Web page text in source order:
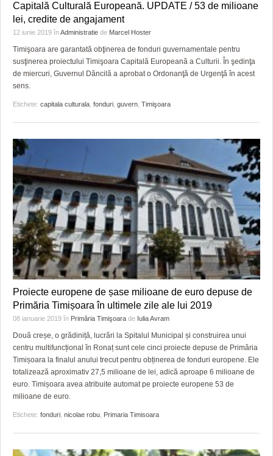
Capitală Culturală Europeană. UPDATE / 53 de milioane
lei, credite de angajament
12 iunie 2019 înAdministratie de Marcel Hoster
Timişoara are garantată obţinerea de fonduri guvernamentale pentru
susţinerea proiectului Timişoara Capitală Europeană a Culturii. În şedinţa
de miercuri, Guvernul Dăncilă a aprobat o Ordonanţă de Urgenţă în acest
sens.
Etichete: capitala culturala fonduri guvern Timişoara
Proiecte europene de șase milioane de euro depuse de
Primăria Timișoara în ultimele zile ale lui 2019
08 ianuarie 2019 în Primăria Timişoara de Iulia Avram
Două creșe, o grădiniță, lucrări la Spitalul Municipal și construirea unui
centru multifuncțional în Ronaț sunt cele cinci proiecte depuse de Primăria
Timișoara la finalul anului trecut pentru obținerea de fonduri europene. Ele
totalizează aproximativ 27,5 milioane de lei, adică aproape 6 milioane de
euro. Timișoara avea atribuite automat pe proiecte europene 53 de
milioane de euro.
Etichete: fonduri nicolae robu Primaria Timisoara